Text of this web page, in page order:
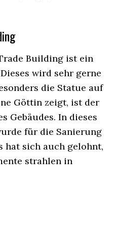
Building ist ein
wird sehr gerne
die Statue auf
Göttin zeigt, ist der
Gebäudes. In dieses
für die Sanierung
hat sich auch gelohnt,
strahlen in